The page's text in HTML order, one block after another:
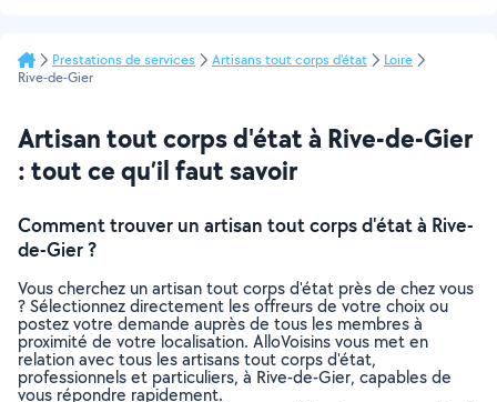
Prestations de services Artisans tout corps d'état
Loire
Rive-de-Gier
Artisan tout corps d'état à Rive-de-Gier
: tout ce qu’il faut savoir
Comment trouver un artisan tout corps d'état à Rive-
de-Gier ?
Vous cherchez un artisan tout corps d'état près de chez vous
? Sélectionnez directement les offreurs de votre choix ou
postez votre demande auprès de tous les membres à
proximité de votre localisation. AlloVoisins vous met en
relation avec tous les artisans tout corps d'état,
professionnels et particuliers, à Rive-de-Gier, capables de
vous répondre rapidement.